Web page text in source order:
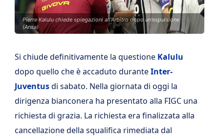
Pierre Kalulu chiede spiegazioni all'Arbitro dopo un'espulsione
(Ansa)
Si chiude definitivamente la questione Kalulu
dopo quello che è accaduto duranteInter-
Juventusdi sabato. Nella giornata di oggi la
dirigenza bianconera ha presentato alla FIGC una
richiesta di grazia. La richiesta era finalizzata alla
cancellazione della squalifica rimediata dal